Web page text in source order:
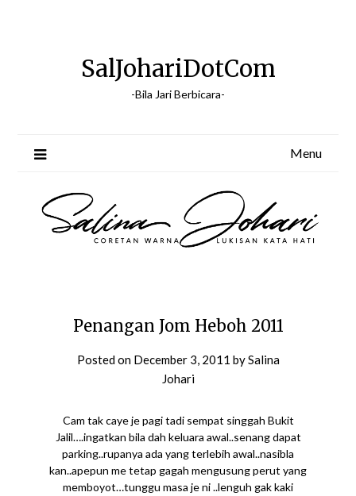
SalJohariDotCom
-Bila Jari Berbicara-
Menu
Penangan Jom Heboh 2011
Posted on December 3, 2011 bySalina
Johari
Cam tak caye je pagi tadi sempat singgah Bukit
Jalil….ingatkan bila dah keluara awal..senang dapat
parking..rupanya ada yang terlebih awal..nasibla
kan..apepun me tetap gagah mengusung perut yang
memboyot…tunggu masa je ni ..lenguh gak kaki